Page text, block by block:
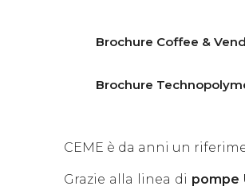
Brochure Coffee &
Brochure
CEME è da anni un
Grazie alla linea di pompe